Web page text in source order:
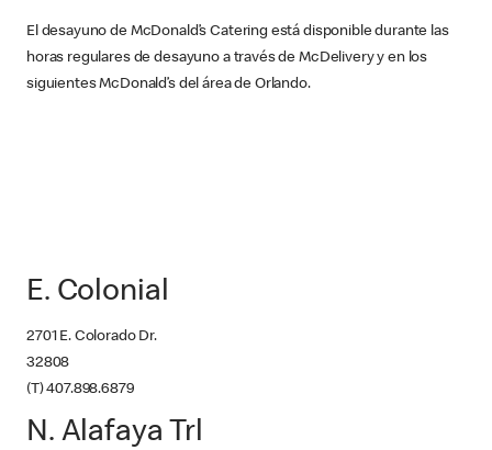
El desayuno de McDonald’s Catering está disponible durante las
horas regulares de desayuno a través de McDelivery y en los
siguientes McDonald’s del área de Orlando.
E. Colonial
2701 E. Colorado Dr.
32808
(T) 407.898.6879
N. Alafaya Trl